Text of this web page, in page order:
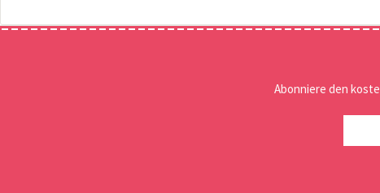
Abonniere den